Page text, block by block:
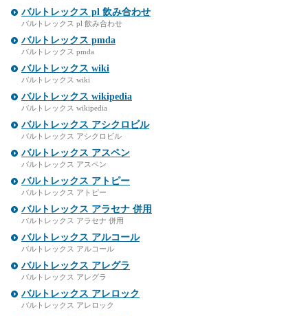
バルトレックス pl 飲み合わせ
バルトレックス pl 飲み合わせ
バルトレックス pmda
バルトレックス pmda
バルトレックス wiki
バルトレックス wiki
バルトレックス wikipedia
バルトレックス wikipedia
バルトレックス アシクロビル
バルトレックス アシクロビル
バルトレックス アスペン
バルトレックス アスペン
バルトレックス アトピー
バルトレックス アトピー
バルトレックス アラセナ 併用
バルトレックス アラセナ 併用
バルトレックス アルコール
バルトレックス アルコール
バルトレックス アレグラ
バルトレックス アレグラ
バルトレックス アレロック
バルトレックス アレロック